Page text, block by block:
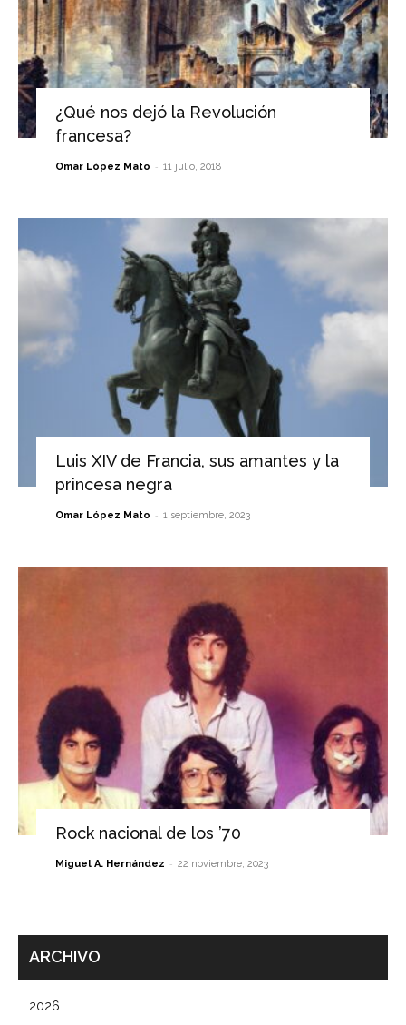
¿Qué nos dejó la Revolución
francesa?
Omar López Mato - 11 julio, 2018
Luis XIV de Francia, sus amantes y la
princesa negra
Omar López Mato - 1 septiembre, 2023
Rock nacional de los ’70
Miguel A. Hernández - 22 noviembre, 2023
ARCHIVO
2026